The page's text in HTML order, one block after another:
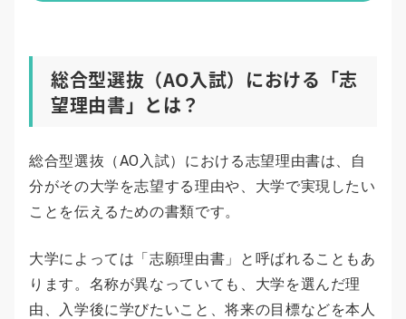
総合型選抜（AO入試）における「志
望理由書」とは？
総合型選抜（AO入試）における志望理由書は、自
分がその大学を志望する理由や、大学で実現したい
ことを伝えるための書類です。
大学によっては「志願理由書」と呼ばれることもあ
ります。名称が異なっていても、大学を選んだ理
由、入学後に学びたいこと、将来の目標などを本人